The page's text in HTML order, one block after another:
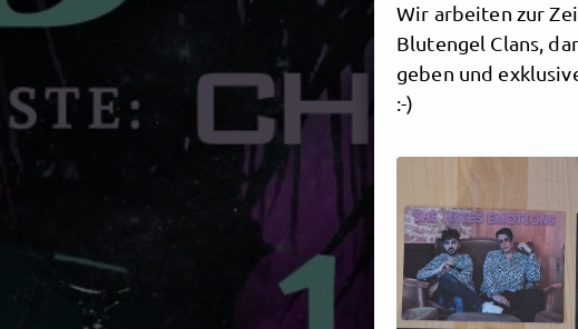
Wir arbeiten zur
Blutengel Clans,
geben und
:-)